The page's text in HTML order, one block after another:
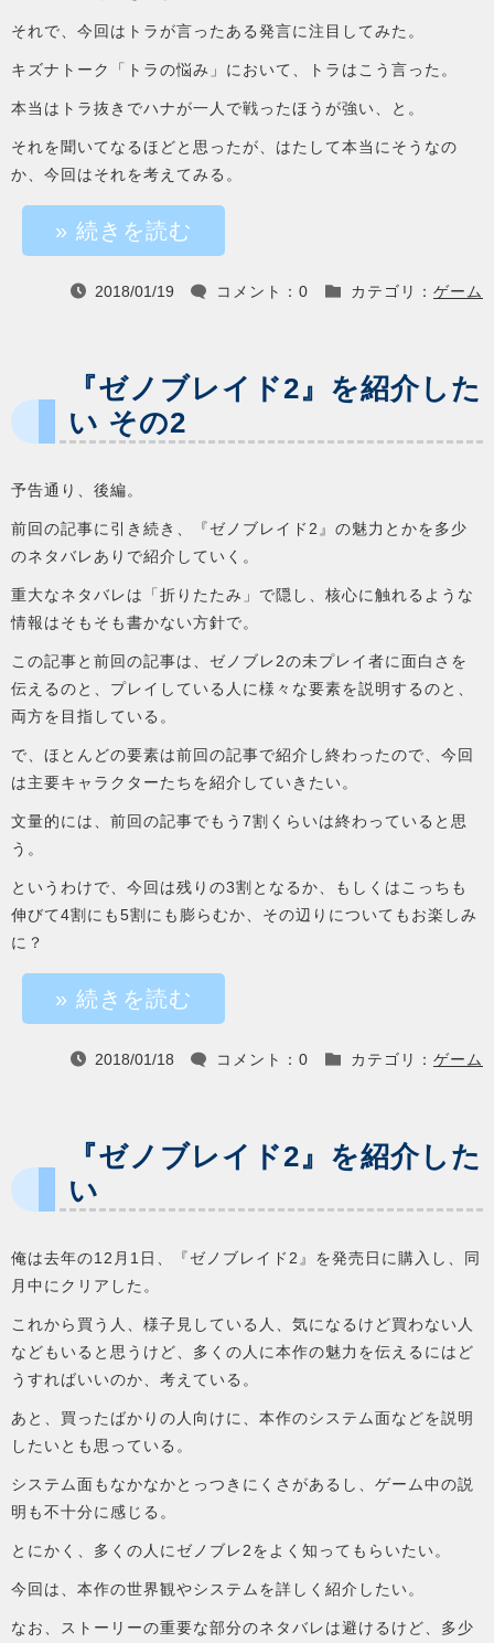
それで、今回はトラが言ったある発言に注目してみた。
キズナトーク「トラの悩み」において、トラはこう言った。
本当はトラ抜きでハナが一人で戦ったほうが強い、と。
それを聞いてなるほどと思ったが、はたして本当にそうなの
か、今回はそれを考えてみる。
» 続きを読む
 2018/01/19  コメント：0  カテゴリ： ゲーム
『ゼノブレイド2』を紹介した
い その2
予告通り、後編。
前回の記事に引き続き、『ゼノブレイド2』の魅力とかを多少
のネタバレありで紹介していく。
重大なネタバレは「折りたたみ」で隠し、核心に触れるような
情報はそもそも書かない方針で。
この記事と前回の記事は、ゼノブレ2の未プレイ者に面白さを
伝えるのと、プレイしている人に様々な要素を説明するのと、
両方を目指している。
で、ほとんどの要素は前回の記事で紹介し終わったので、今回
は主要キャラクターたちを紹介していきたい。
文量的には、前回の記事でもう7割くらいは終わっていると思
う。
というわけで、今回は残りの3割となるか、もしくはこっちも
伸びて4割にも5割にも膨らむか、その辺りについてもお楽しみ
に？
» 続きを読む
 2018/01/18  コメント：0  カテゴリ： ゲーム
『ゼノブレイド2』を紹介した
い
俺は去年の12月1日、『ゼノブレイド2』を発売日に購入し、同
月中にクリアした。
これから買う人、様子見している人、気になるけど買わない人
などもいると思うけど、多くの人に本作の魅力を伝えるにはど
うすればいいのか、考えている。
あと、買ったばかりの人向けに、本作のシステム面などを説明
したいとも思っている。
システム面もなかなかとっつきにくさがあるし、ゲーム中の説
明も不十分に感じる。
とにかく、多くの人にゼノブレ2をよく知ってもらいたい。
今回は、本作の世界観やシステムを詳しく紹介したい。
なお、ストーリーの重要な部分のネタバレは避けるけど、多少